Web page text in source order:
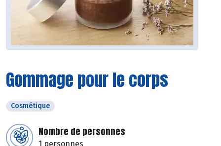
Gommage pour le corps
Cosmétique
Nombre de personnes
1 personnes